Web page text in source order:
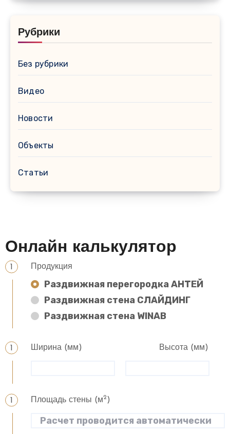
Рубрики
Без рубрики
Видео
Новости
Объекты
Статьи
Онлайн калькулятор
Продукция
Раздвижная перегородка АНТЕЙ
Раздвижная стена СЛАЙДИНГ
Раздвижная стена WINAB
Ширина (мм) Высота (мм)
Площадь стены (м2)